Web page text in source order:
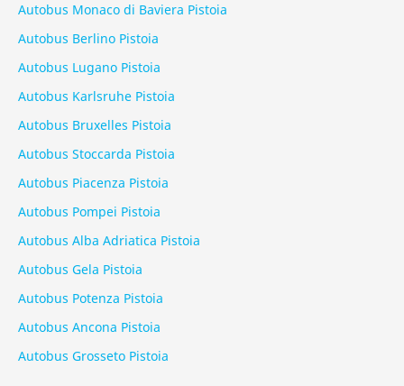
Autobus Monaco di Baviera Pistoia
Autobus Berlino Pistoia
Autobus Lugano Pistoia
Autobus Karlsruhe Pistoia
Autobus Bruxelles Pistoia
Autobus Stoccarda Pistoia
Autobus Piacenza Pistoia
Autobus Pompei Pistoia
Autobus Alba Adriatica Pistoia
Autobus Gela Pistoia
Autobus Potenza Pistoia
Autobus Ancona Pistoia
Autobus Grosseto Pistoia